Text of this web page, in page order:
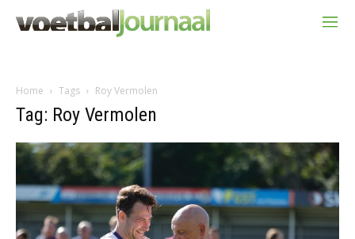
Home Tags Roy Vermolen
Tag: Roy Vermolen